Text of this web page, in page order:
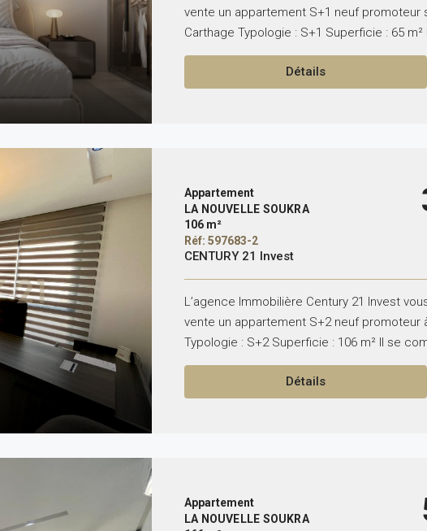
vente un appartement S+1 neuf promoteur
Carthage Typologie : S+1 Superficie : 65
Détails
Appartement
LA NOUVELLE SOUKRA
106 m²
Réf: 597683-2
CENTURY 21 Invest
L’agence Immobilière Century 21 Invest
vente un appartement S+2 neuf promoteur
Typologie : S+2 Superficie : 106 m² Il se
Détails
Appartement
LA NOUVELLE SOUKRA